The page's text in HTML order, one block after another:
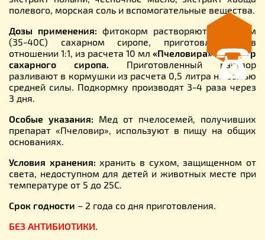
полевого, морская соль и вспомогательные вещества.
Дозы применения: фитокорм растворяют в теплом
(35-40С) сахарном сиропе, приготовленном в
отношении 1:1, из расчета 10 мл «Пчеловира» на 1 литр
сахарного сиропа. Приготовленный раствор
разливают в кормушки из расчета 0,5 литра на семью
средней силы. Подкормку производят 3-4 раза через
3 дня.
Особые указания: Мед от пчелосемей, получивших
препарат «Пчеловир», используют в пищу на общих
основаниях.
Условия хранения: хранить в сухом, защищенном от
света, недоступном для детей и животных месте при
температуре от 5 до 25С.
Срок годности – 2 года со дня приготовления.
БЕЗ АНТИБИОТИКИ.